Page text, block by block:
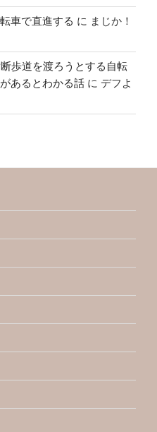
車で直進する に まじか！
歩道を渡ろうとする自転
あるとわかる話 に デフよ